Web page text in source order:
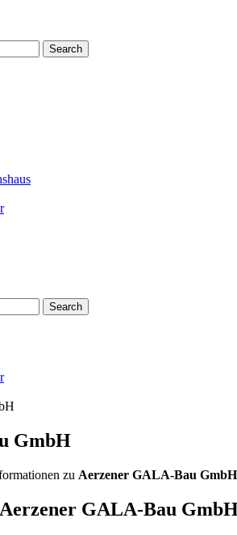
Search
Search
GmbH
zu Aerzener GALA-Bau GmbH
Aerzener GALA-Bau